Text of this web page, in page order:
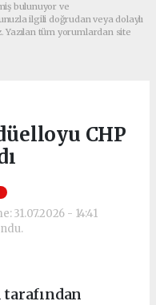
bulunuyor ve
ilgili doğrudan veya dolaylı
Yazılan tüm yorumlardan site
CHP
31.07.2026 - 14:41
tarafından